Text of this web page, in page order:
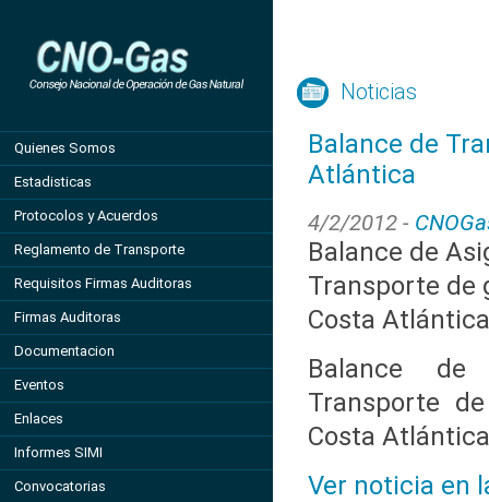
Quienes Somos
Estadisticas
Protocolos y Acuerdos
Reglamento de Transporte
Requisitos Firmas Auditoras
Firmas Auditoras
Documentacion
Eventos
Enlaces
Informes SIMI
Convocatorias
Noticias
Balance de
Atlántica
4/2/2012 -
Balance de
Transporte de
Costa Atlántica
Balance de
Transporte
Costa Atlántica
Ver noticia en